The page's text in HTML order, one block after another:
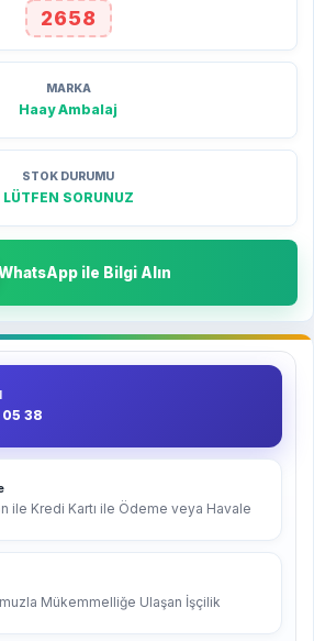
2658
MARKA
Haay Ambalaj
STOK DURUMU
LÜTFEN SORUNUZ
ile Bilgi Alın
38
ile Kredi Kartı ile Ödeme veya Havale
Mükemmelliğe Ulaşan İşçilik